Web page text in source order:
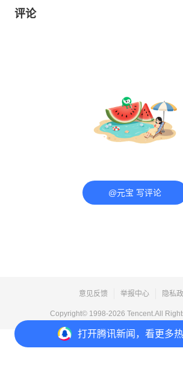
打开腾讯新闻，看更多
评论
@元宝 写评论
意见反馈 举报中心 隐私
Copyright© 1998-2026 Tencent.All